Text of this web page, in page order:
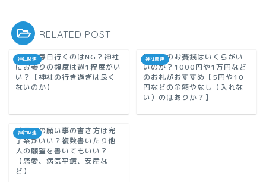
RELATED POST
神社関連
神社に毎日行くのはNG？神社
にお参りの頻度は週1程度がい
い？【神社の行き過ぎは良く
ないのか】
神社関連
神社でのお賽銭はいくらがい
いのか？1000円や1万円など
のお札がおすすめ【5円や10
円などの金額やなし（入れな
い）のはありか？】
神社関連
絵馬での願い事の書き方は完
了系がいい？複数書いたり他
人の願望を書いてもいい？
【恋愛、病気平癒、安産な
ど】